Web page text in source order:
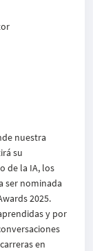
nuestra
su
de la IA, los
ser nominada
2025.
y por
en